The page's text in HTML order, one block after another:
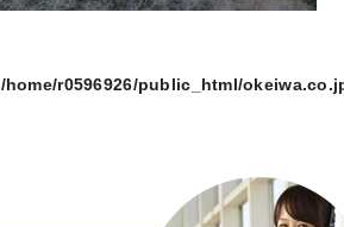
/home/r0596926/public_html/